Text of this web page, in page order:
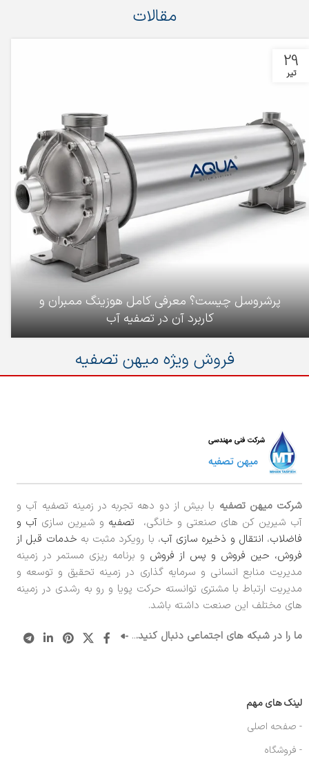
مقالات
29
تیر
پرشروسل چیست؟ معرفی کامل هوزینگ ممبران و
کاربرد آن در تصفیه آب
فروش ویژه میهن تصفیه
شرکت میهن تصفیه با بیش از دو دهه تجربه در زمینه تصفیه آب و
آب شیرین کن های صنعتی و خانگی،
تصفیه و شیرین سازی آب و
فاضلاب، انتقال و ذخیره سازی آب، با رویکرد مثبت به خدمات قبل از
فروش، حین فروش و پس از فروش و برنامه ریزی مستمر در زمینه
مدیریت منابع انسانی و سرمایه گذاری در زمینه تحقیق و توسعه و
مدیریت ارتباط با مشتری توانسته حرکت پویا و رو به رشدی در زمینه
های مختلف این صنعت داشته باشد.
ما را در شبکه های اجتماعی دنبال کنید...
لینک های مهم
- صفحه اصلی
- فروشگاه